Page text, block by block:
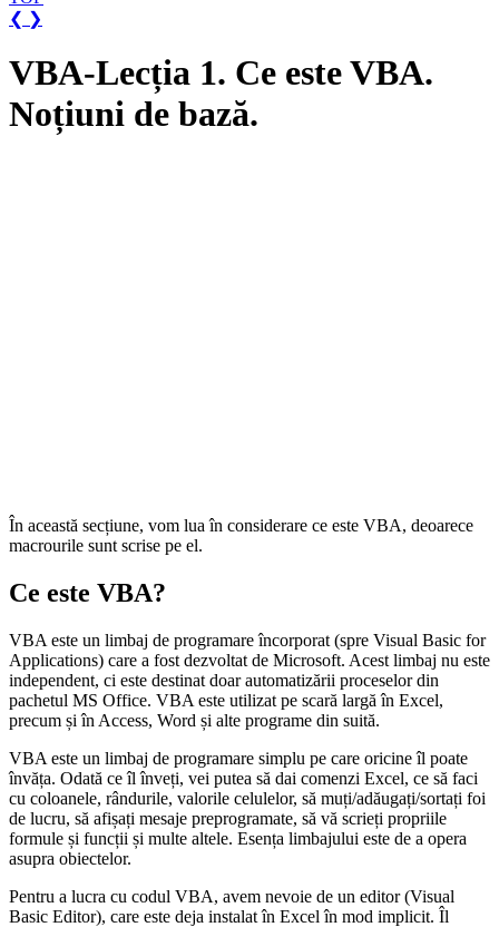
❮ ❯
VBA-Lecția 1. Ce este VBA.
Noțiuni de bază.
În această secțiune, vom lua în considerare ce este VBA, deoarece
macrourile sunt scrise pe el.
Ce este VBA?
VBA este un limbaj de programare încorporat (spre Visual Basic for
Applications) care a fost dezvoltat de Microsoft. Acest limbaj nu este
independent, ci este destinat doar automatizării proceselor din
pachetul MS Office. VBA este utilizat pe scară largă în Excel,
precum și în Access, Word și alte programe din suită.
VBA este un limbaj de programare simplu pe care oricine îl poate
învăța. Odată ce îl înveți, vei putea să dai comenzi Excel, ce să faci
cu coloanele, rândurile, valorile celulelor, să muți/adăugați/sortați foi
de lucru, să afișați mesaje preprogramate, să vă scrieți propriile
formule și funcții și multe altele. Esența limbajului este de a opera
asupra obiectelor.
Pentru a lucra cu codul VBA, avem nevoie de un editor (Visual
Basic Editor), care este deja instalat în Excel în mod implicit. Îl